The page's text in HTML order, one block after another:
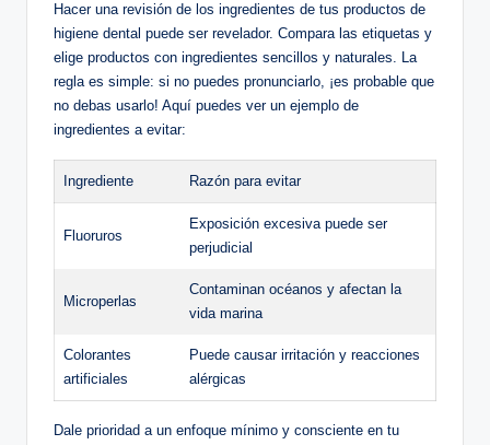
Hacer una revisión de los ingredientes de tus productos de
higiene dental puede ser revelador. Compara las etiquetas y
elige productos con ingredientes sencillos y naturales. La
regla es simple: si no puedes pronunciarlo, ¡es probable que
no debas usarlo! Aquí puedes ver un ejemplo de
ingredientes a evitar:
Ingrediente Razón para evitar
Fluoruros
Exposición excesiva puede ser
perjudicial
Microperlas
Contaminan océanos y afectan la
vida marina
Colorantes
artificiales
Puede causar irritación y reacciones
alérgicas
Dale prioridad a un enfoque mínimo y consciente en tu